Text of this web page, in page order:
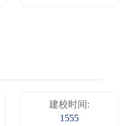
建校时间:
1555